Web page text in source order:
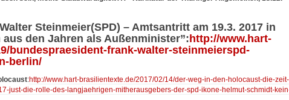
Steinmeier(SPD) – Amtsantritt am 19.3. 2017 in
den Jahren als Außenminister”: http://www.hart-
bundespraesident-frank-walter-steinmeierspd-
berlin/
:http://www.hart-brasilientexte.de/2017/02/14/der-weg-in-den-holocaust-die-zeit-
just-die-rolle-des-langjaehrigen-mitherausgebers-der-spd-ikone-helmut-schmidt-